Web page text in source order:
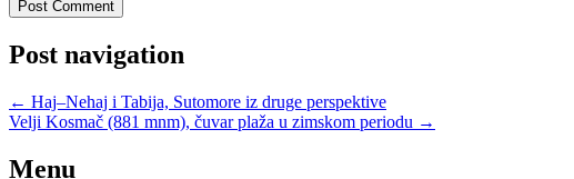
Post navigation
← Haj–Nehaj i Tabija, Sutomore iz druge perspektive
Velji Kosmač (881 mnm), čuvar plaža u zimskom periodu →
Menu